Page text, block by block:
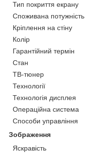
Тип покриття екрану
Споживана потужність
Кріплення на стіну
Колір
Гарантійний термін
Стан
ТВ-тюнер
Технології
Технологія дисплея
Операційна система
Способи управління
Зображення
Яскравість